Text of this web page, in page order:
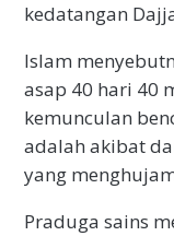
kedatangan
Islam
asap 40 hari 40
kemunculan
adalah akibat
yang
Praduga sains